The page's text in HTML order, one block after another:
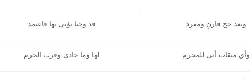
وبعد حج قارنٍ ومفرد قد وجبا يؤتى بها فاعتمد
وأي ميقات أتى للمحرم لها وما حادى وقرب الحرم